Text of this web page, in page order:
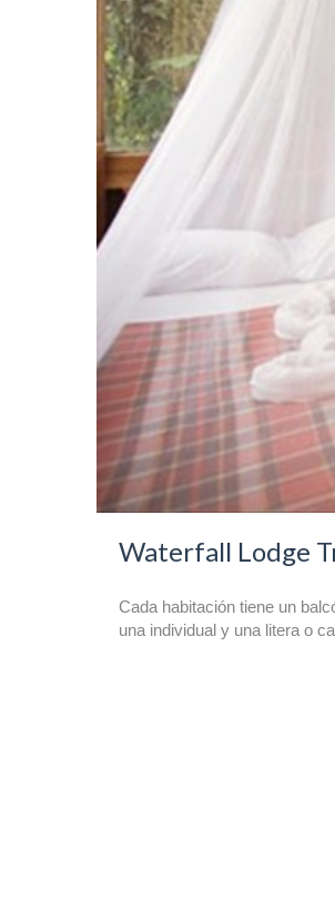
Waterfall Lodge
Cada habitación tiene un
una individual y una litera o